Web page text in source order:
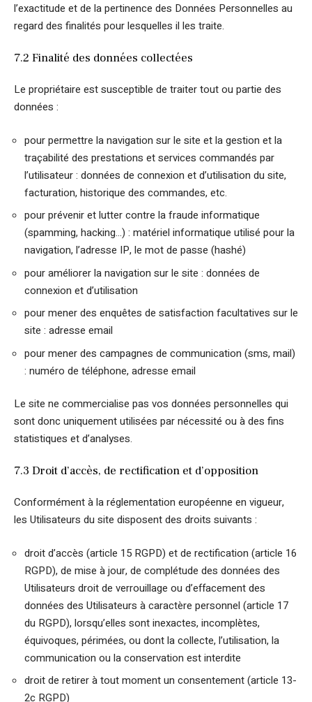
l’exactitude et de la pertinence des Données Personnelles au
regard des finalités pour lesquelles il les traite.
7.2 Finalité des données collectées
Le propriétaire est susceptible de traiter tout ou partie des
données :
pour permettre la navigation sur le site et la gestion et la
traçabilité des prestations et services commandés par
l’utilisateur : données de connexion et d’utilisation du site,
facturation, historique des commandes, etc.
pour prévenir et lutter contre la fraude informatique
(spamming, hacking…) : matériel informatique utilisé pour la
navigation, l’adresse IP, le mot de passe (hashé)
pour améliorer la navigation sur le site : données de
connexion et d’utilisation
pour mener des enquêtes de satisfaction facultatives sur le
site : adresse email
pour mener des campagnes de communication (sms, mail)
: numéro de téléphone, adresse email
Le site ne commercialise pas vos données personnelles qui
sont donc uniquement utilisées par nécessité ou à des fins
statistiques et d’analyses.
7.3 Droit d’accès, de rectification et d’opposition
Conformément à la réglementation européenne en vigueur,
les Utilisateurs du site disposent des droits suivants :
droit d’accès (article 15 RGPD) et de rectification (article 16
RGPD), de mise à jour, de complétude des données des
Utilisateurs droit de verrouillage ou d’effacement des
données des Utilisateurs à caractère personnel (article 17
du RGPD), lorsqu’elles sont inexactes, incomplètes,
équivoques, périmées, ou dont la collecte, l’utilisation, la
communication ou la conservation est interdite
droit de retirer à tout moment un consentement (article 13-
2c RGPD)